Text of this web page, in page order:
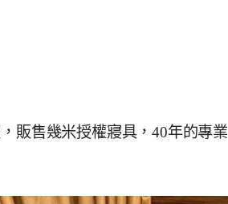
販售幾米授權寢具，40年的專業